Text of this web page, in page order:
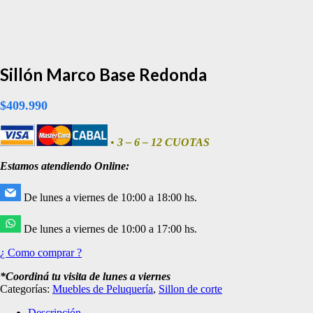
Sillón Marco Base Redonda
$409.990
• 3 – 6 – 12 CUOTAS
Estamos atendiendo Online:
De lunes a viernes de 10:00 a 18:00 hs.
De lunes a viernes de 10:00 a 17:00 hs.
¿ Como comprar ?
*Coordiná tu visita de lunes a viernes
Categorías: Muebles de Peluquería, Sillon de corte